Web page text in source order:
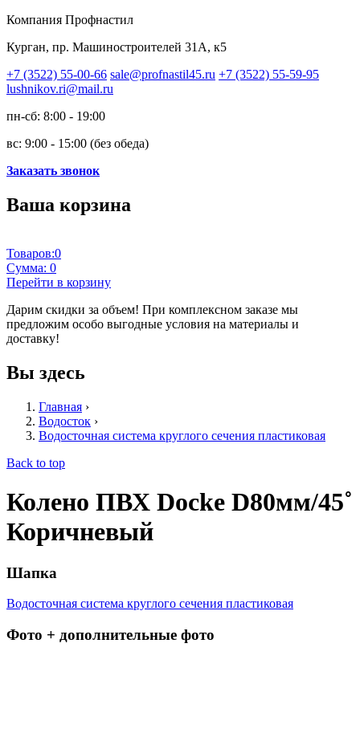
Компания Профнастил
Курган, пр. Машиностроителей 31А, к5
+7 (3522) 55-00-66 sale@profnastil45.ru +7 (3522) 55-59-95
lushnikov.ri@mail.ru
пн-сб: 8:00 - 19:00
вс: 9:00 - 15:00 (без обеда)
Заказать звонок
Ваша корзина
Товаров:0
Сумма: 0
Перейти в корзину
Дарим скидки за объем! При комплексном заказе мы
предложим особо выгодные условия на материалы и
доставку!
Вы здесь
Главная ›
Водосток ›
Водосточная система круглого сечения пластиковая
Back to top
Колено ПВХ Dоcke D80мм/45˚
Коричневый
Шапка
Водосточная система круглого сечения пластиковая
Фото + дополнительные фото